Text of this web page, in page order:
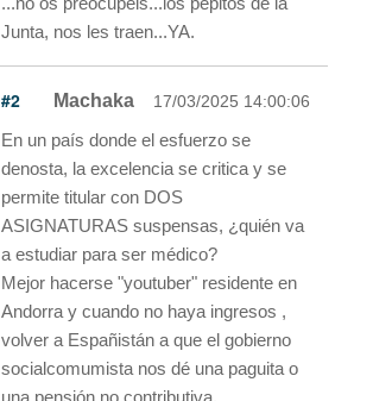
Junta, nos les traen...YA.
#2 Machaka 17/03/2025 14:00:06
En un país donde el esfuerzo se
denosta, la excelencia se critica y se
permite titular con DOS
ASIGNATURAS suspensas, ¿quién va
a estudiar para ser médico?
Mejor hacerse "youtuber" residente en
Andorra y cuando no haya ingresos ,
volver a Españistán a que el gobierno
socialcomumista nos dé una paguita o
una pensión no contributiva.